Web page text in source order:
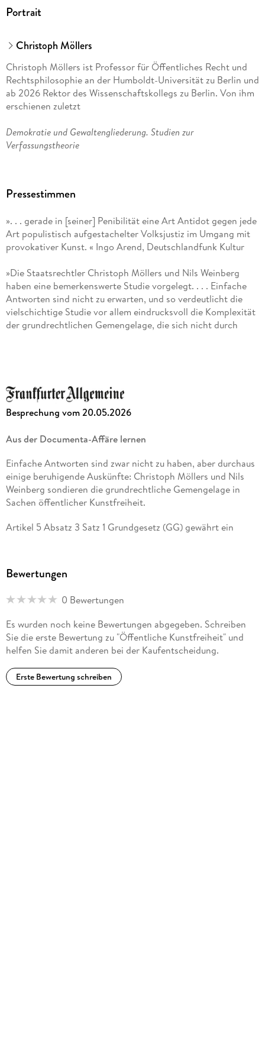
Portrait
Christoph Möllers
Christoph Möllers ist Professor für Öffentliches Recht und
Rechtsphilosophie an der Humboldt-Universität zu Berlin und
ab 2026 Rektor des Wissenschaftskollegs zu Berlin. Von ihm
erschienen zuletzt
Demokratie und Gewaltengliederung. Studien zur
Verfassungstheorie
Freiheitsgrade. Elemente einer liberalen politischen Mechanik
.
Nils Weinberg ist Rechtsreferendar am Kammergericht und
Universität zu Berlin und wurde dort zum Begriff der Identität
im Antidiskriminierungsrecht promoviert.
Pressestimmen
». . . gerade in [seiner] Penibilität eine Art Antidot gegen jede
Art populistisch aufgestachelter Volksjustiz im Umgang mit
provokativer Kunst. « Ingo Arend, Deutschlandfunk Kultur
»Die Staatsrechtler Christoph Möllers und Nils Weinberg
haben eine bemerkenswerte Studie vorgelegt. . . . Einfache
Antworten sind nicht zu erwarten, und so verdeutlicht die
vielschichtige Studie vor allem eindrucksvoll die Komplexität
der grundrechtlichen Gemengelage, die sich nicht durch
Besprechung vom 20.05.2026
Aus der Documenta-Affäre lernen
Einfache Antworten sind zwar nicht zu haben, aber durchaus
einige beruhigende Auskünfte: Christoph Möllers und Nils
Weinberg sondieren die grundrechtliche Gemengelage in
Sachen öffentlicher Kunstfreiheit.
Artikel 5 Absatz 3 Satz 1 Grundgesetz (GG) gewährt ein
der Kunst hat allerdings inzwischen immerhin in die
Europäische Grundrechtecharta Eingang gefunden. Zugleich
subventioniert und in heterogenen Formen (mittelbar)
staatlich organisiert. Während die praktische Organisation
der Wissenschaftsfreiheit längst durch
Verfassungsrechtsprechung entlang der Konflikte um die
Hochschulorganisation und ihre Reformen filigran
ausbuchstabiert wurde, ist die Kunstfreiheit juristisch in ihrer
institutionellen Dimension weitgehend eine weiße Landkarte
Bewertungen
0 Bewertungen
Es wurden noch keine Bewertungen abgegeben. Schreiben
Sie die erste Bewertung zu "Öffentliche Kunstfreiheit" und
helfen Sie damit anderen bei der Kaufentscheidung.
Erste Bewertung schreiben